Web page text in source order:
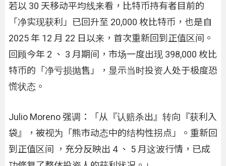
若以 30 天移动平均线来看，比特币持有者目前的
「净实现获利」已回升至 20,000 枚比特币，也是自
2025 年 12 月 22 日以来，首次重新回到正值区间。
回顾今年 2 、 3 月期间，市场一度出现 398,000 枚比
特币的「净亏损抛售」，显示当时投资人处于极度恐
慌状态。
Julio Moreno 强调：「从『认赔杀出』转向『获利入
袋』，被视为「熊市动态中的结构性拐点」。重新回
到正值区间 ，充分反映出 4 、 5 月这波行情，已成